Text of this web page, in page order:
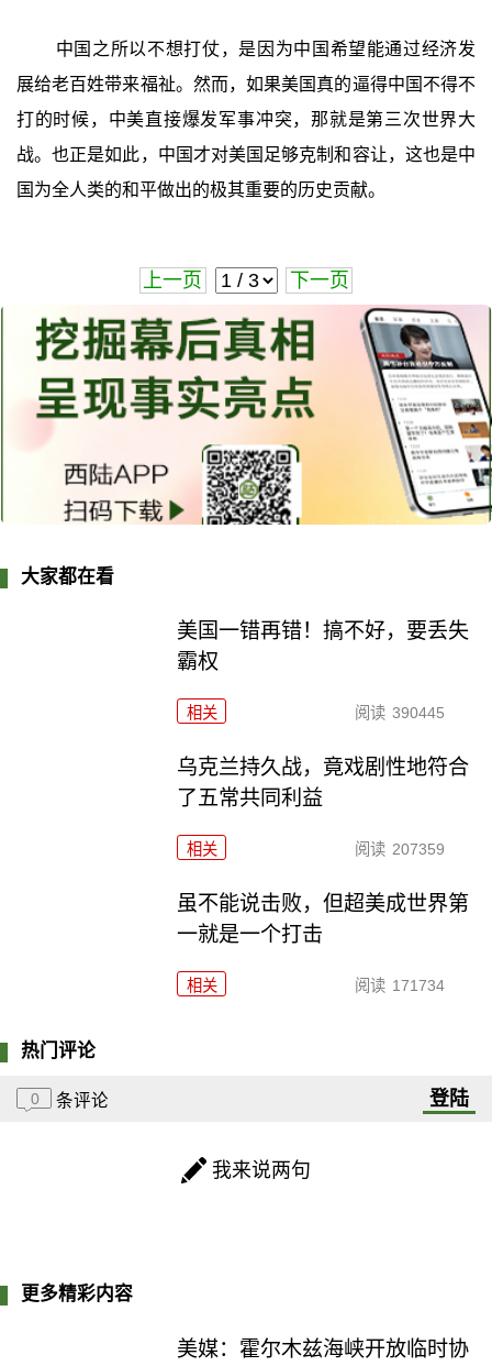
中国之所以不想打仗，是因为中国希望能通过经济发
展给老百姓带来福祉。然而，如果美国真的逼得中国不得不
打的时候，中美直接爆发军事冲突，那就是第三次世界大
战。也正是如此，中国才对美国足够克制和容让，这也是中
国为全人类的和平做出的极其重要的历史贡献。
上一页 下一页
大家都在看
美国一错再错！搞不好，要丢失
霸权
相关 阅读 390445
乌克兰持久战，竟戏剧性地符合
了五常共同利益
相关 阅读 207359
虽不能说击败，但超美成世界第
一就是一个打击
相关 阅读 171734
热门评论
0 条评论 登陆
我来说两句
更多精彩内容
美媒：霍尔木兹海峡开放临时协